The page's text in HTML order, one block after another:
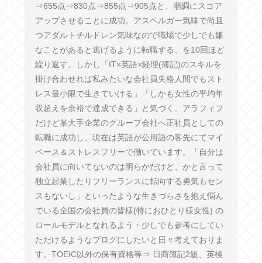
⇒655点⇒830点⇒855点⇒905点と、順調にスコア
アップさせることに成功。アスペルガー気味で尚且
つアダルトチルドレン気味なので職場で少しでも嫌
なことがあると逃げるように転職する、を10回ほど
繰り返す。しかし「IT×英語×経理(簿記)のスキルを
掛け合わせれば私みたいな会社員失格人間でもスト
レス最小限で生きていける」「しかも女性の平均年
収超えを余裕で達成できる」と気づく。アラフィフ
だけど某大手企業のグループ会社へ正社員としての
転職に成功し、現在は英語が公用語の客先にてマイ
ペース＆ストレスフリーで働いています。「自分は
会社員に向いてないのは明らかだけど、かと言って
独立起業したりフリーランスに転向する勇気もセン
スもないし」といったような生きづらさを抱え悩ん
でいる全国の会社員の皆様(特におひとり様女性) の
ロールモデルとなれるよう・少しでも参考にしてい
ただけるようなブログにしたいと日々考えておりま
す。TOEIC以外の保有資格等⇒ 日商簿記2級、英検